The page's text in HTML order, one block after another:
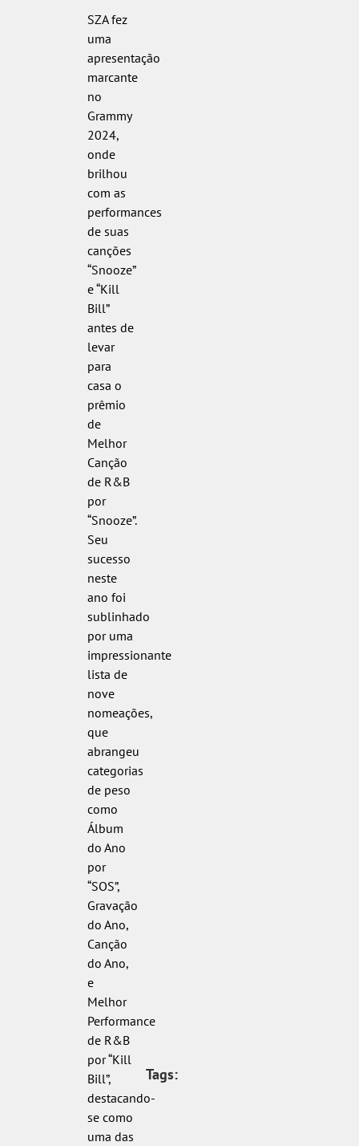
SZA fez
uma
apresentação
marcante
no
Grammy
2024,
onde
brilhou
com as
performances
de suas
canções
“Snooze”
e “Kill
Bill”
antes de
levar
para
casa o
prêmio
de
Melhor
Canção
de R&B
por
“Snooze”.
Seu
sucesso
neste
ano foi
sublinhado
por uma
impressionante
lista de
nove
nomeações,
que
abrangeu
categorias
de peso
como
Álbum
do Ano
por
“SOS”,
Gravação
do Ano,
Canção
do Ano,
e
Melhor
Performance
de R&B
por “Kill
Bill”,
destacando-
se como
uma das
Tags: